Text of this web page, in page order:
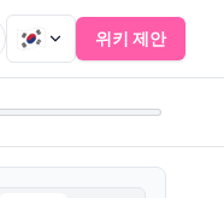
위키 제안